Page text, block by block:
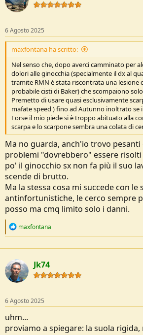
6 Agosto 2025
maxfontana ha scritto:
Nel senso che, dopo averci camminato per
dolori alle ginocchia (specialmente il dx al
tramite RMN è stata riscontrata una lesione
probabile cisti di Baker) che scompaiono
Premetto di usare quasi esclusivamente
mafate speed ) fino ad Autunno inoltrato se
Forse il mio piede si è troppo abituato alla
scarpa e lo scarpone sembra una colata di
Ma no guarda, anch'io trovo pesanti
problemi "dovrebbero" essere
po' il ginocchio sx non fa più il suo
scende di brutto.
Ma la stessa cosa mi succede con le
antinfortunistiche, le cerco sempre
posso ma cmq limito solo i danni.
R
c
t
i
o
n
maxfontana
Jk74
6 Agosto 2025
uhm...
proviamo a spiegare: la suola